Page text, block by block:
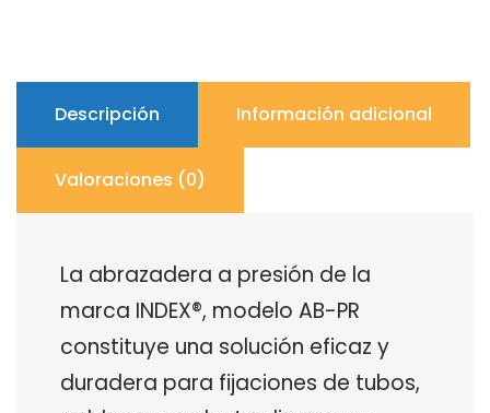
INDEX
cantidad
Descripción Información adicional
Valoraciones (0)
La abrazadera a presión de la
marca INDEX®, modelo AB-PR
constituye una solución eficaz y
duradera para fijaciones de tubos,